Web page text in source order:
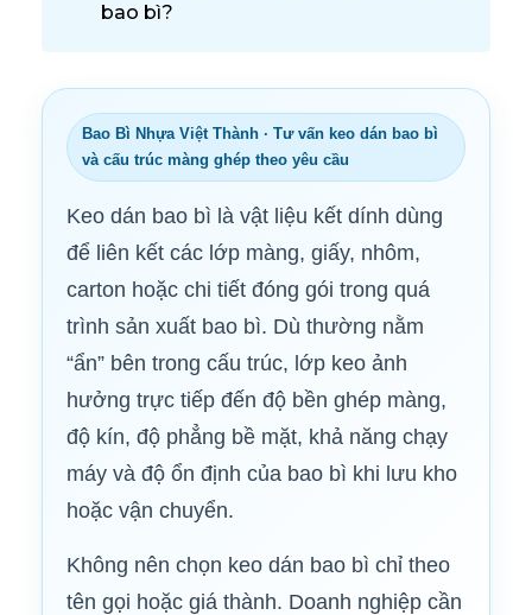
bao bì?
Bao Bì Nhựa Việt Thành · Tư vấn keo dán bao bì
và cấu trúc màng ghép theo yêu cầu
Keo dán bao bì là vật liệu kết dính dùng
để liên kết các lớp màng, giấy, nhôm,
carton hoặc chi tiết đóng gói trong quá
trình sản xuất bao bì. Dù thường nằm
“ẩn” bên trong cấu trúc, lớp keo ảnh
hưởng trực tiếp đến độ bền ghép màng,
độ kín, độ phẳng bề mặt, khả năng chạy
máy và độ ổn định của bao bì khi lưu kho
hoặc vận chuyển.
Không nên chọn keo dán bao bì chỉ theo
tên gọi hoặc giá thành. Doanh nghiệp cần